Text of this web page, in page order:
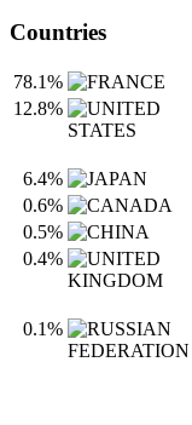
Countries
78.1%
12.8%
6.4%
0.6%
0.5%
0.4%
0.1%